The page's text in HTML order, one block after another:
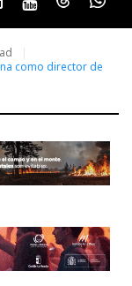
Instagram
YoutubeThreads
como director de